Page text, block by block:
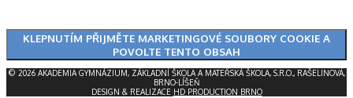
KLEPNUTÍM PŘIJMĚTE MARKETINGOVÉ SOUBORY COOKIE A
POVOLTE TENTO OBSAH
© 2026 AKADEMIA GYMNÁZIUM, ZÁKLADNÍ ŠKOLA A MATEŘSKÁ ŠKOLA, S.R.O., RAŠELINOVÁ,
BRNO-LÍŠEŇ
DESIGN & REALIZACE HD PRODUCTION BRNO